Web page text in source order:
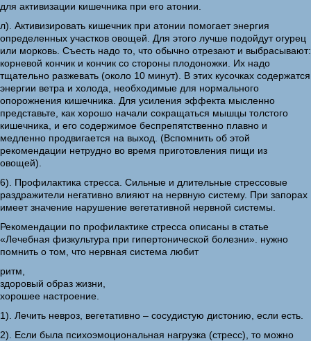
для активизации кишечника при его атонии.
л). Активизировать кишечник при атонии помогает энергия
определенных участков овощей. Для этого лучше подойдут огурец
или морковь. Съесть надо то, что обычно отрезают и выбрасывают:
корневой кончик и кончик со стороны плодоножки. Их надо
тщательно разжевать (около 10 минут). В этих кусочках содержатся
энергии ветра и холода, необходимые для нормального
опорожнения кишечника. Для усиления эффекта мысленно
представьте, как хорошо начали сокращаться мышцы толстого
кишечника, и его содержимое беспрепятственно плавно и
медленно продвигается на выход. (Вспомнить об этой
рекомендации нетрудно во время приготовления пищи из
овощей).
6). Профилактика стресса. Сильные и длительные стрессовые
раздражители негативно влияют на нервную систему. При запорах
имеет значение нарушение вегетативной нервной системы.
Рекомендации по профилактике стресса описаны в статье
«Лечебная физкультура при гипертонической болезни». нужно
помнить о том, что нервная система любит
ритм,
здоровый образ жизни,
хорошее настроение.
1). Лечить невроз, вегетативно – сосудистую дистонию, если есть.
2). Если была психоэмоциональная нагрузка (стресс), то можно